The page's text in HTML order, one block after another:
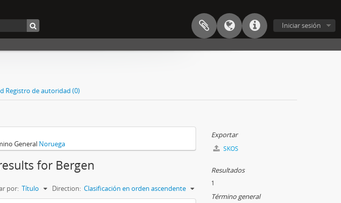
Iniciar sesión
Registro de autoridad (0)
General Noruega
for Bergen
por: Título Direction: Clasificación en orden ascendente
Exportar
SKOS
Resultados
1
Término general